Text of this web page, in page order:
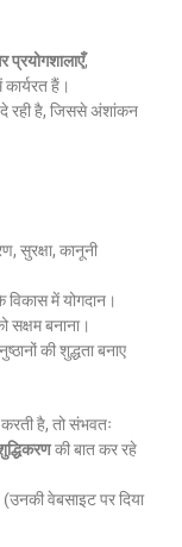
,
हैं।
दे रही है, जिससे अंशांकन
सुरक्षा, कानूनी
विकास में योगदान।
बनाना।
की शुद्धता बनाए
है, तो संभवतः
की बात कर रहे
वेबसाइट पर दिया